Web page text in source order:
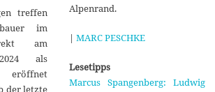
treffen
im
am
als
eröffnet
der letzte
Alpenrand.
| MARC PESCHKE
Lesetipps
Marcus Spangenberg: Ludwig